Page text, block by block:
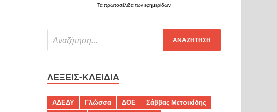
Τα πρωτοσέλιδα των εφημερίδων
ΛΈΞΕΙΣ-ΚΛΕΙΔΙΆ
ΑΔΕΔΥ Γλώσσα ΔΟΕ
Σάββας Μετοικίδης